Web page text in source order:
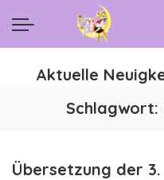
Aktuelle
Schlagwort:
Übersetzung der